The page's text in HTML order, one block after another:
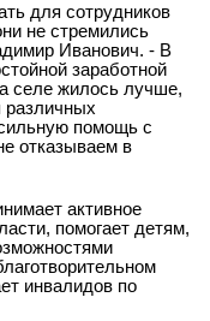
для сотрудников
не стремились
Иванович. - В
заработной
селе жилось лучше,
различных
помощь с
отказываем в
активное
помогает детям,
инвалидов по